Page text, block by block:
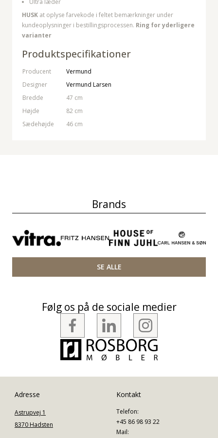
Ultra læder
HUSK at oplyse farvekode i feltet bemærkninger under
kundeoplysninger i bestillingsprocessen. Ring for yderligere
varianter
Produktspecifikationer
Producent
Vermund
Designer
Vermund Larsen
Bredde
47 cm
Højde
82 cm
Sædehøjde
46 cm
Brands
SE ALLE
Følg os på de sociale medier
Adresse
Astrupvej 1
8370 Hadsten
Kontakt
Telefon:
+45 86 98 93 22
Mail: